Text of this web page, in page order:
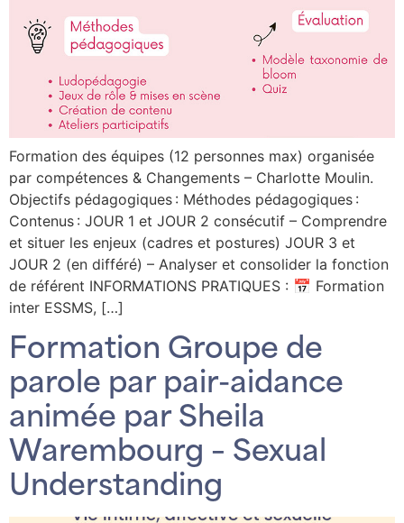
Formation des équipes (12 personnes max) organisée
par compétences & Changements – Charlotte Moulin.
Objectifs pédagogiques : Méthodes pédagogiques :
Contenus : JOUR 1 et JOUR 2 consécutif – Comprendre
et situer les enjeux (cadres et postures) JOUR 3 et
JOUR 2 (en différé) – Analyser et consolider la fonction
de référent INFORMATIONS PRATIQUES : 📅 Formation
inter ESSMS, […]
Formation Groupe de
parole par pair-aidance
animée par Sheila
Warembourg – Sexual
Understanding